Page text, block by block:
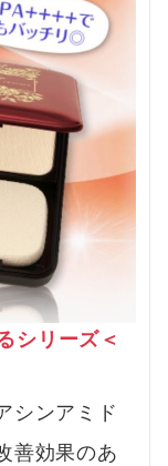
シリーズ＜
シンアミド
善効果のあ